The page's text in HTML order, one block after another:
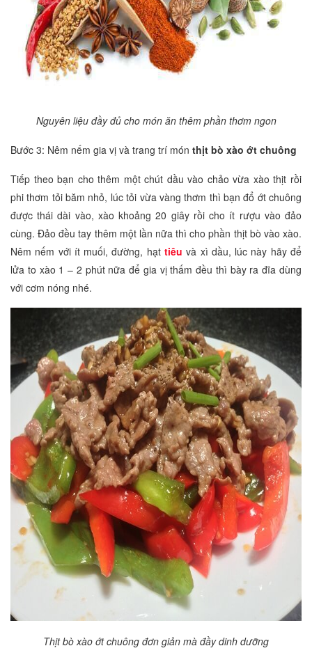
Nguyên liệu đầy đủ cho món ăn thêm phần thơm ngon
Bước 3: Nêm nếm gia vị và trang trí món thịt bò xào ớt chuông
Tiếp theo bạn cho thêm một chút dầu vào chảo vừa xào thịt rồi
phi thơm tỏi băm nhỏ, lúc tỏi vừa vàng thơm thì bạn đổ ớt chuông
được thái dài vào, xào khoảng 20 giây rồi cho ít rượu vào đảo
cùng. Đảo đều tay thêm một lần nữa thì cho phần thịt bò vào xào.
Nêm nếm với ít muối, đường, hạt tiêu và xì dầu, lúc này hãy để
lửa to xào 1 – 2 phút nữa để gia vị thấm đều thì bày ra đĩa dùng
với cơm nóng nhé.
Thịt bò xào ớt chuông đơn giản mà đầy dinh dưỡng